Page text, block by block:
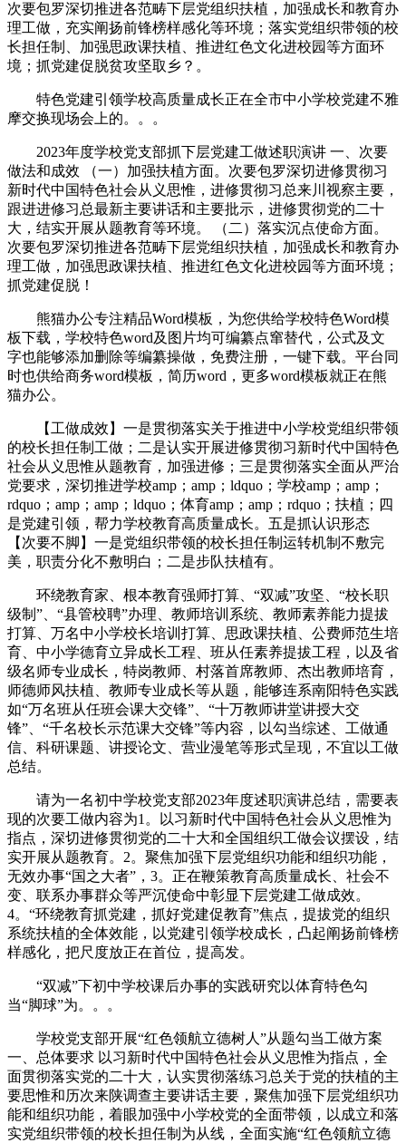
次要包罗深切推进各范畴下层党组织扶植，加强成长和教育办
理工做，充实阐扬前锋榜样感化等环境；落实党组织带领的校
长担任制、加强思政课扶植、推进红色文化进校园等方面环
境；抓党建促脱贫攻坚取乡？。
特色党建引领学校高质量成长正在全市中小学校党建不雅
摩交换现场会上的。。。
2023年度学校党支部抓下层党建工做述职演讲 一、次要
做法和成效 （一）加强扶植方面。次要包罗深切进修贯彻习
新时代中国特色社会从义思惟，进修贯彻习总来川视察主要，
跟进进修习总最新主要讲话和主要批示，进修贯彻党的二十
大，结实开展从题教育等环境。 （二）落实沉点使命方面。
次要包罗深切推进各范畴下层党组织扶植，加强成长和教育办
理工做，加强思政课扶植、推进红色文化进校园等方面环境；
抓党建促脱！
熊猫办公专注精品Word模板，为您供给学校特色Word模
板下载，学校特色word及图片均可编纂点窜替代，公式及文
字也能够添加删除等编纂操做，免费注册，一键下载。平台同
时也供给商务word模板，简历word，更多word模板就正在熊
猫办公。
【工做成效】一是贯彻落实关于推进中小学校党组织带领
的校长担任制工做；二是认实开展进修贯彻习新时代中国特色
社会从义思惟从题教育，加强进修；三是贯彻落实全面从严治
党要求，深切推进学校amp；amp；ldquo；学校amp；amp；
rdquo；amp；amp；ldquo；体育amp；amp；rdquo；扶植；四
是党建引领，帮力学校教育高质量成长。五是抓认识形态
【次要不脚】一是党组织带领的校长担任制运转机制不敷完
美，职责分化不敷明白；二是步队扶植有。
环绕教育家、根本教育强师打算、“双减”攻坚、“校长职
级制”、“县管校聘”办理、教师培训系统、教师素养能力提拔
打算、万名中小学校长培训打算、思政课扶植、公费师范生培
育、中小学德育立异成长工程、班从任素养提拔工程，以及省
级名师专业成长，特岗教师、村落首席教师、杰出教师培育，
师德师风扶植、教师专业成长等从题，能够连系南阳特色实践
如“万名班从任班会课大交锋”、“十万教师讲堂讲授大交
锋”、“千名校长示范课大交锋”等内容，以勾当综述、工做通
信、科研课题、讲授论文、营业漫笔等形式呈现，不宜以工做
总结。
请为一名初中学校党支部2023年度述职演讲总结，需要表
现的次要工做内容为1。以习新时代中国特色社会从义思惟为
指点，深切进修贯彻党的二十大和全国组织工做会议摆设，结
实开展从题教育。2。聚焦加强下层党组织功能和组织功能，
无效办事“国之大者”，3。正在鞭策教育高质量成长、社会不
变、联系办事群众等严沉使命中彰显下层党建工做成效。
4。“环绕教育抓党建，抓好党建促教育”焦点，提拔党的组织
系统扶植的全体效能，以党建引领学校成长，凸起阐扬前锋榜
样感化，把尺度放正在首位，提高发。
“双减”下初中学校课后办事的实践研究以体育特色勾
当“脚球”为。。。
学校党支部开展“红色领航立德树人”从题勾当工做方案
一、总体要求 以习新时代中国特色社会从义思惟为指点，全
面贯彻落实党的二十大，认实贯彻落练习总关于党的扶植的主
要思惟和历次来陕调查主要讲话主要，聚焦加强下层党组织功
能和组织功能，着眼加强中小学校党的全面带领，以成立和落
实党组织带领的校长担任制为从线，全面实施“红色领航立德